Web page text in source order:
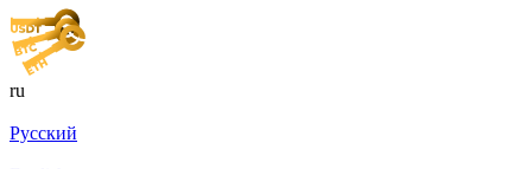
ru
Русский